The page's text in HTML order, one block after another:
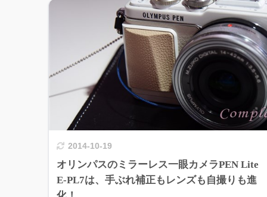
2014-10-19
オリンパスのミラーレス一眼カメラPEN Lite
E-PL7は、手ぶれ補正もレンズも自撮りも進